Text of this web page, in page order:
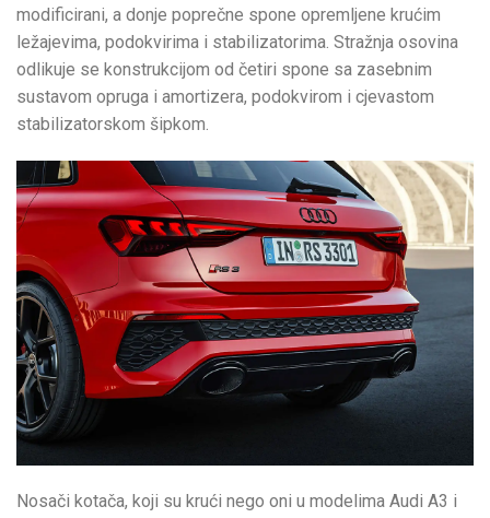
modificirani, a donje poprečne spone opremljene krućim
ležajevima, podokvirima i stabilizatorima. Stražnja osovina
odlikuje se konstrukcijom od četiri spone sa zasebnim
sustavom opruga i amortizera, podokvirom i cjevastom
stabilizatorskom šipkom.
Nosači kotača, koji su krući nego oni u modelima Audi A3 i